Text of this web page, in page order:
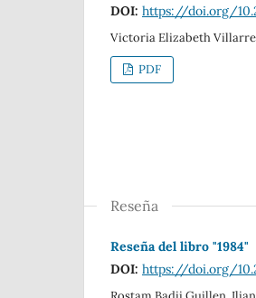
DOI: https://doi.org/
Victoria Elizabeth
PDF
Reseña
Reseña del libro "1984"
DOI: https://doi.org/